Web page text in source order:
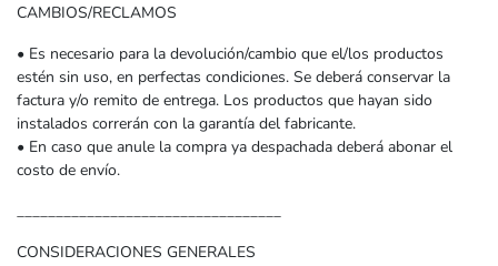
CAMBIOS/RECLAMOS
• Es necesario para la devolución/cambio que el/los productos
estén sin uso, en perfectas condiciones. Se deberá conservar la
factura y/o remito de entrega. Los productos que hayan sido
instalados correrán con la garantía del fabricante.
• En caso que anule la compra ya despachada deberá abonar el
costo de envío.
__________________________________
CONSIDERACIONES GENERALES